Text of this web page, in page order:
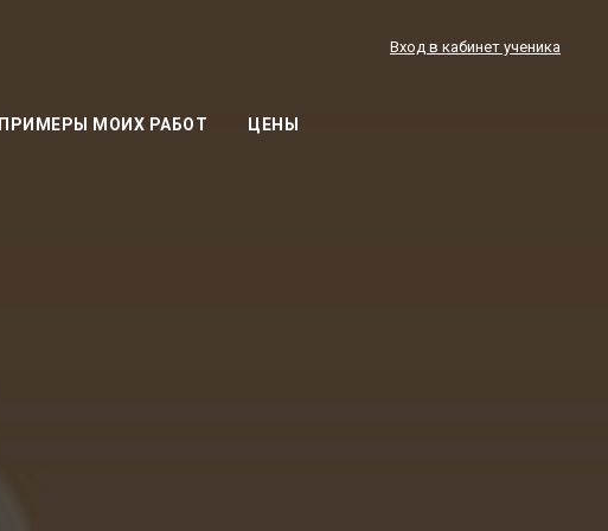
Вход в кабинет ученика
ПРИМЕРЫ МОИХ РАБОТ ЦЕНЫ